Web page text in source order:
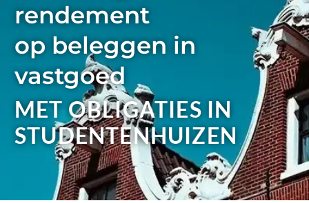
rendement
op beleggen in
vastgoed
MET OBLIGATIES IN
STUDENTENHUIZEN